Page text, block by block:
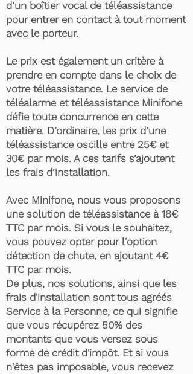
d’un boîtier vocal de téléassistance
pour entrer en contact à tout moment
avec le porteur.
Le prix est également un critère à
prendre en compte dans le choix de
votre téléassistance. Le service de
téléalarme et téléassistance Minifone
défie toute concurrence en cette
matière. D’ordinaire, les prix d’une
téléassistance oscille entre 25€ et
30€ par mois. A ces tarifs s’ajoutent
les frais d’installation.
Avec Minifone, nous vous proposons
une solution de téléassistance à 18€
TTC par mois. Si vous le souhaitez,
vous pouvez opter pour l'option
détection de chute, en ajoutant 4€
TTC par mois.
De plus, nos solutions, ainsi que les
frais d'installation sont tous agréés
Service à la Personne, ce qui signifie
que vous récupérez 50% des
montants que vous versez sous
forme de crédit d'impôt. Et si vous
n'êtes pas imposable, vous recevez